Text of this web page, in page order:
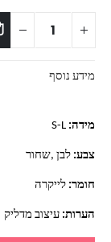
מידע נוסף
מידה: S-L
צבע: לבן ,שחור
חומר: לייקרה
הערות: עיצוב מדליק